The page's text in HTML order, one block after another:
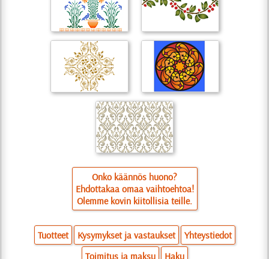
Onko käännös huono?
Ehdottakaa omaa vaihtoehtoa!
Olemme kovin kiitollisia teille.
Tuotteet Kysymykset ja vastaukset
Yhteystiedot
Toimitus ja maksu
Haku